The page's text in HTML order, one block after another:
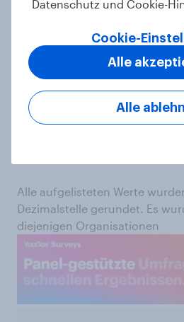
zeigt jene
zwischen dem 1. Januar und
2023, basierend auf dem
YouGov CharityIndex
. Die
für die deutsche
Das Consideration-KPI bildet
Organisation am ehesten von
Alle aufgelisteten Werte
Dezimalstelle gerundet. Es
diejenigen Organisationen
Datenschutz und Cookie-
Cookie-
Alle
Alle